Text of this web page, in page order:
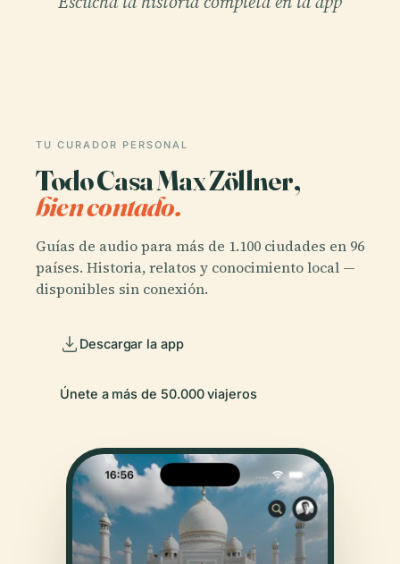
TU CURADOR PERSONAL
Todo Casa Max Zöllner,
bien contado.
Guías de audio para más de 1.100 ciudades en 96
países. Historia, relatos y conocimiento local —
disponibles sin conexión.
Descargar la app
Únete a más de 50.000 viajeros